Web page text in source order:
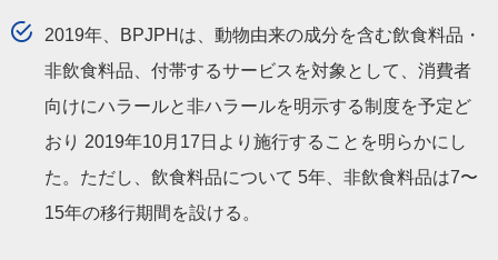
2019年、BPJPHは、動物由来の成分を含む飲食料品・
非飲食料品、付帯するサービスを対象として、消費者
向けにハラールと非ハラールを明示する制度を予定ど
おり 2019年10月17日より施行することを明らかにし
た。ただし、飲食料品について 5年、非飲食料品は7〜
15年の移行期間を設ける。